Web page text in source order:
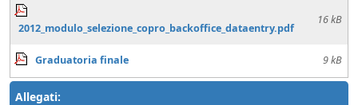
Allegati:
2012_modulo_selezione_copro_backoffice_dataentry.pdf
16 kB
Graduatoria finale 9 kB